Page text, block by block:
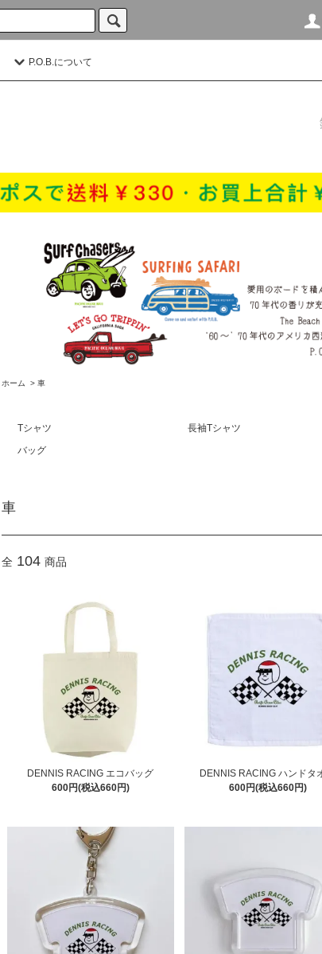
P.O.B.について
ホーム > 車
Tシャツ 長袖Tシャツ
バッグ
車
全 104 商品
DENNIS RACING エコバッグ
600円(税込660円)
DENNIS RACING ハンドタ
600円(税込660円)